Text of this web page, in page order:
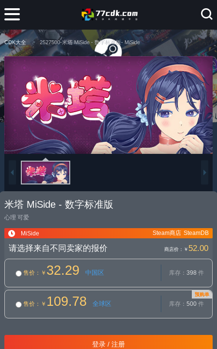
CDK大全 2527500-米塔 MiSide - 数字标准版- MiSide
米塔 MiSide - 数字标准版
心理 可爱
MiSide SteamDB
Steam商店
请选择来自不同卖家的报价 商店价： ￥ 52.00
售价 ：￥ 32.29 中国区 库存： 398 件
预购单
售价 ：￥ 109.78 全球区 库存： 500件
登录 / 注册